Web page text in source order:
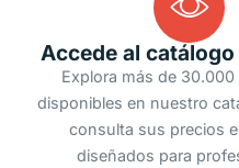
Accede al
Explora más de
disponibles en nuestro
consulta sus precios
diseñados para